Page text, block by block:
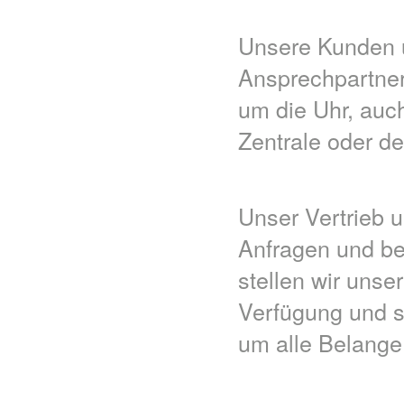
Unsere
um die Uhr,
Zentrale oder
Unser Vertrieb
Anfragen und
stellen wir
Verfügung und
um alle